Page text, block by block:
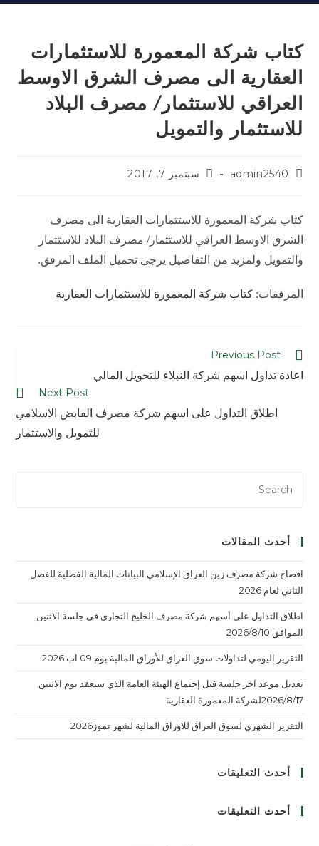
كتاب شركة المعمورة للاستثمارات
العقارية الى مصرف الشرق الاوسط
العراقي للاستثمار/ مصرف البلاد
للاستثمار والتمويل
admin2540 سبتمبر 7, 2017
كتاب شركة المعمورة للاستثمارات العقارية الى مصرف
الشرق الاوسط العراقي للاستثمار/ مصرف البلاد للاستثمار
والتمويل ولمزيد من التفاصيل يرجى تحميل الملف المرفق.
المرفقات:كتاب شركة المعمورة للاستثمارات العقارية
Previous Post
اعادة تداول اسهم شركة النبلاء للتحويل المالي
Next Post
اطلاق التداول على اسهم شركة مصرف القابض الاسلامي
للتمويل والاستثمار
أحدث المقالات
افصاح شركة مصرف زين العراق الإسلامي البيانات المالية الفصلية للفصل
الثاني لعام 2026
اطلاق التداول على أسهم شركة مصرف الخليج التجاري في جلسة الاثنين
الموافق 2026/8/10
التقرير اليومي لتداولات سوق العراق للأوراق المالية يوم 09 اب 2026
تعديل موعد آخر جلسة قبل إجتماع الهيئة العامة الذي سيعقد يوم الاثنين
2026/8/17لشركة المعمورة العقارية
التقرير الشهري لسوق العراق للاوراق المالية لشهر تموز2026
أحدث التعليقات
أحدث التعليقات